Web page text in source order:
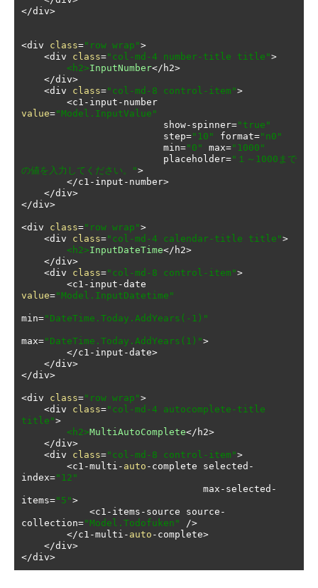
</div>
<div class="row wrap">
<div class="col-md-4 number-title title">
<h2>InputNumber</ h2>
</div>
<div class="col-md-8 control-item">
<c1 - input -
value="Model.InputValue"
                         show
- spinner="true"
                         step
="10" format="n0"
                         min
="0" max="1000"
                         placeholder
="１～1000まで
の値を入力してください。">
</c1 - input - number>
</div>
</div>
<div class="row wrap">
<div class="col-md-4 calendar-title title">
<h2>InputDateTime</ h2>
</div>
<div class="col-md-8 control-item">
<c1 - input -
value="Model.InputDatetime"
min="DateTime.Today.AddYears(-1)"
max="DateTime.Today.AddYears(1)">
</c1 - input -date>
</div>
</div>
<div class="row wrap">
<div class="col-md-4 autocomplete-title
title">
<h2>MultiAutoComplete</ h2>
</div>
<div class="col-md-8 control-item">
<c1 -multi - auto - complete selected -
index="12"
                                max
- selected -
items="5">
<c1 - items - source source -
collection="Model.Todofuken"
/>
</c1 -multi - auto - complete>
</div>
</div>